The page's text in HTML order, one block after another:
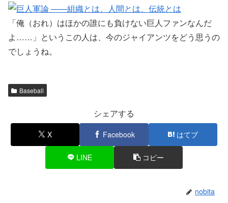
「俺（おれ）はほかの誰にも負けない巨人ファンなんだ
よ……」というこの人は、今のジャイアンツをどう思うの
でしょうね。
Baseball
シェアする
X Facebook はてブ
LINE コピー
nobita